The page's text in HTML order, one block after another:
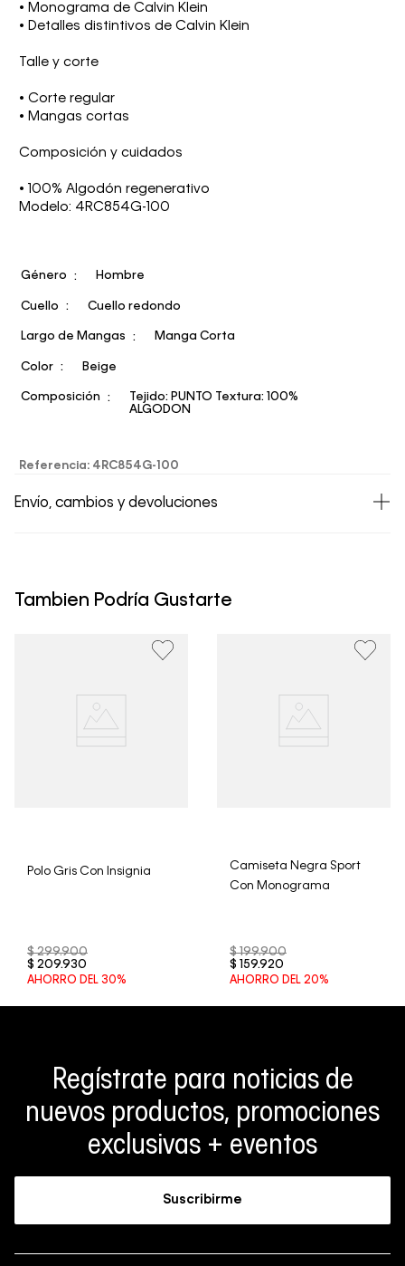
• Monograma de Calvin Klein
• Detalles distintivos de Calvin Klein
Talle y corte
• Corte regular
• Mangas cortas
Composición y cuidados
• 100% Algodón regenerativo
Modelo: 4RC854G-100
Género Hombre
Cuello Cuello redondo
Largo de Mangas Manga Corta
Color Beige
Composición
Tejido: PUNTO Textura: 100%
ALGODON
Referencia: 4RC854G-100
Envío, cambios y devoluciones
un período de 30 días calendario tras la recepción.
clientes, no aceptamos devoluciones en ropa interior y
Tambien Podría Gustarte
Polo Gris Con Insignia
$ 299.900
$ 209.930
AHORRO DEL 30%
Camiseta Negra Sport
Con Monograma
$ 199.900
$ 159.920
AHORRO DEL 20%
Regístrate para noticias de
nuevos productos, promociones
exclusivas + eventos
Suscribirme